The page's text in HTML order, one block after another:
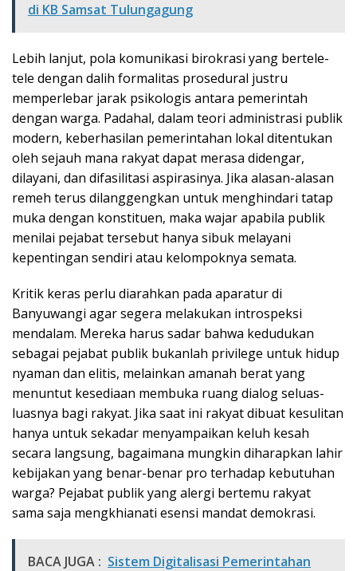
di KB Samsat Tulungagung
Lebih lanjut, pola komunikasi birokrasi yang bertele-
tele dengan dalih formalitas prosedural justru
memperlebar jarak psikologis antara pemerintah
dengan warga. Padahal, dalam teori administrasi publik
modern, keberhasilan pemerintahan lokal ditentukan
oleh sejauh mana rakyat dapat merasa didengar,
dilayani, dan difasilitasi aspirasinya. Jika alasan-alasan
remeh terus dilanggengkan untuk menghindari tatap
muka dengan konstituen, maka wajar apabila publik
menilai pejabat tersebut hanya sibuk melayani
kepentingan sendiri atau kelompoknya semata.
Kritik keras perlu diarahkan pada aparatur di
Banyuwangi agar segera melakukan introspeksi
mendalam. Mereka harus sadar bahwa kedudukan
sebagai pejabat publik bukanlah privilege untuk hidup
nyaman dan elitis, melainkan amanah berat yang
menuntut kesediaan membuka ruang dialog seluas-
luasnya bagi rakyat. Jika saat ini rakyat dibuat kesulitan
hanya untuk sekadar menyampaikan keluh kesah
secara langsung, bagaimana mungkin diharapkan lahir
kebijakan yang benar-benar pro terhadap kebutuhan
warga? Pejabat publik yang alergi bertemu rakyat
sama saja mengkhianati esensi mandat demokrasi.
BACA JUGA : Sistem Digitalisasi Pemerintahan